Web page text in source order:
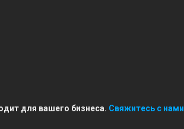
для вашего бизнеса. Свяжитесь с нами